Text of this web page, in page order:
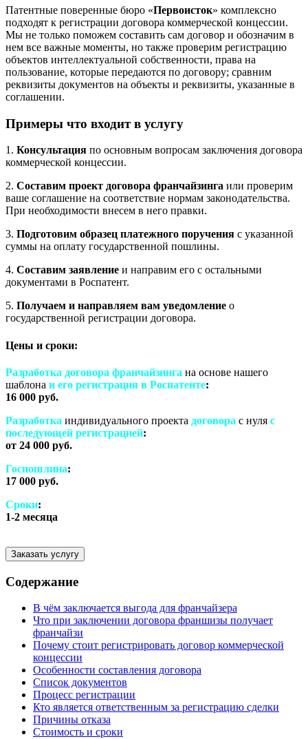
Патентные поверенные бюро «Первоисток» комплексно
подходят к регистрации договора коммерческой концессии.
Мы не только поможем составить сам договор и обозначим в
нем все важные моменты, но также проверим регистрацию
объектов интеллектуальной собственности, права на
пользование, которые передаются по договору; сравним
реквизиты документов на объекты и реквизиты, указанные в
соглашении.
Примеры что входит в услугу
1. Консультация по основным вопросам заключения договора
коммерческой концессии.
2. Составим проект договора франчайзинга или проверим
ваше соглашение на соответствие нормам законодательства.
При необходимости внесем в него правки.
3. Подготовим образец платежного поручения с указанной
суммы на оплату государственной пошлины.
4. Составим заявление и направим его с остальными
документами в Роспатент.
5. Получаем и направляем вам уведомление о
государственной регистрации договора.
Цены и сроки:
Разработка договора франчайзинга на основе нашего
шаблона и его регистрация в Роспатенте:
16 000 руб.
Разработка индивидуального проекта договора с нуля с
последующей регистрацией:
от 24 000 руб.
Госпошлина:
17 000 руб.
Сроки:
1-2 месяца
Заказать услугу
Содержание
В чём заключается выгода для франчайзера
Что при заключении договора франшизы получает
франчайзи
Почему стоит регистрировать договор коммерческой
концессии
Особенности составления договора
Список документов
Процесс регистрации
Кто является ответственным за регистрацию сделки
Причины отказа
Стоимость и сроки